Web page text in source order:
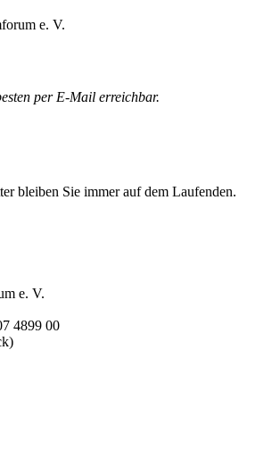
e. V.
per E-Mail erreichbar.
bleiben Sie immer auf dem Laufenden.
e. V.
4899 00